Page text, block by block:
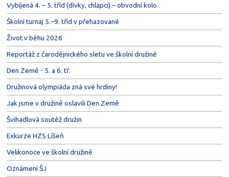
Vybíjená 4. – 5. tříd (dívky, chlapci) – obvodní kolo
Školní turnaj 5.–9. tříd v přehazované
Život v běhu 2026
Reportáž z čarodějnického sletu ve školní družině
Den Země - 5. a 6. tř.
Družinová olympiáda zná své hrdiny!
Jak jsme v družině oslavili Den Země
Švihadlová soutěž družin
Exkurze HZS Líšeň
Velikonoce ve školní družině
Oznámení ŠJ